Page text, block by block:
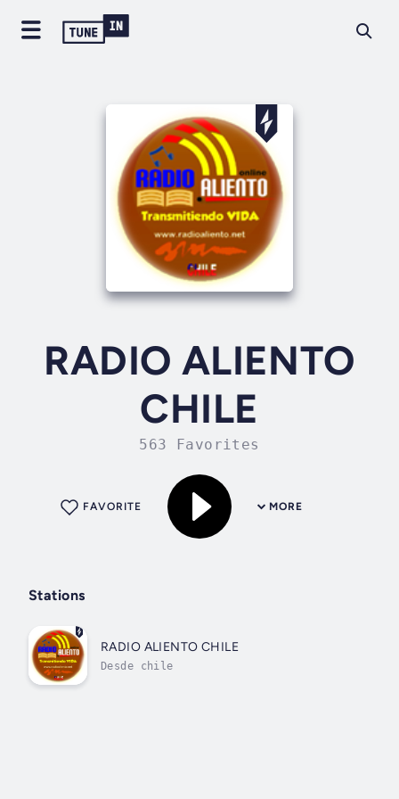
RADIO ALIENTO
CHILE
563 Favorites
MORE
FAVORITE
Stations
RADIO ALIENTO CHILE
Desde chile